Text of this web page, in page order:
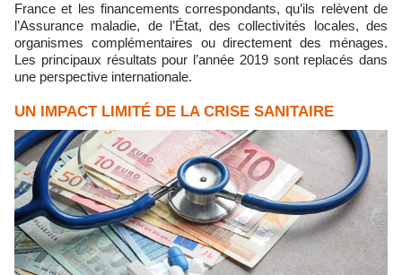
France et les financements correspondants, qu’ils relèvent de
l’Assurance maladie, de l’État, des collectivités locales, des
organismes complémentaires ou directement des ménages.
Les principaux résultats pour l’année 2019 sont replacés dans
une perspective internationale.
UN IMPACT LIMITÉ DE LA CRISE SANITAIRE